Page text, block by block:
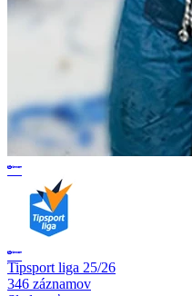
Tipsport liga 25/26
346 záznamov